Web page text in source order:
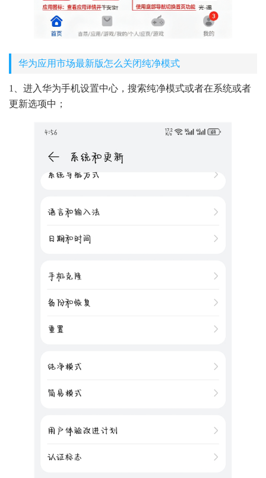
华为应用市场最新版怎么关闭纯净模式
1、进入华为手机设置中心，搜索纯净模式或者在系统或者
更新选项中；